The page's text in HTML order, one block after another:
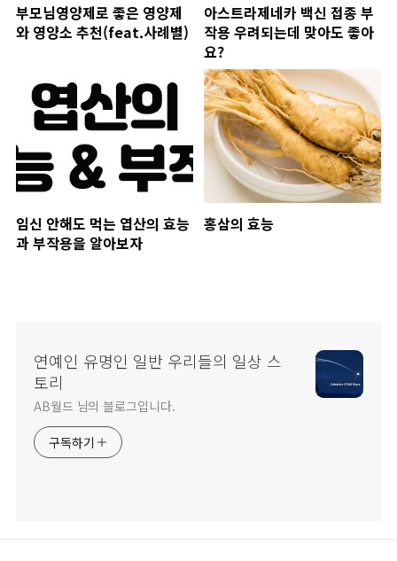
부모님영양제로 좋은 영양제
와 영양소 추천(feat.사례별)
아스트라제네카 백신 접종 부
작용 우려되는데 맞아도 좋아
요?
임신 안해도 먹는 엽산의 효능
과 부작용을 알아보자
홍삼의 효능
연예인 유명인 일반 우리들의 일상 스
토리
AB월드 님의 블로그입니다.
구독하기